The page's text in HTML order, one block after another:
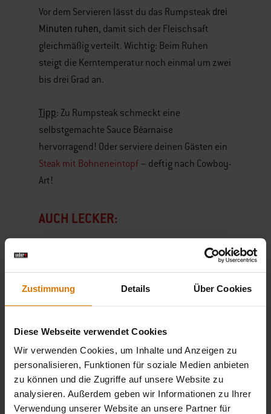
Zustimmung Details Über Cookies
Diese Webseite verwendet Cookies
Wir verwenden Cookies, um Inhalte und Anzeigen zu
personalisieren, Funktionen für soziale Medien anbieten
zu können und die Zugriffe auf unsere Website zu
analysieren. Außerdem geben wir Informationen zu Ihrer
Verwendung unserer Website an unsere Partner für
Vor dem Servieren lässt du das Rumpsteak drei
Minuten ruhen, damit sich der Fleischsaft
gleichmäßig verteilt. Wichtig: Beim Ruhen
steigt die Kerntemperatur noch einmal um zwei
bis drei Grad an.
Tipp: Zu Rumpsteak schmeckt eine
selbstgemachte Sauce Béarnaise
hervorragend! Oder serviere deinen Gästen ein
Steak mit Bohneneintopf – deftig nach Cowboy-
Art!
AUCH LECKER:
Roastbeef in Gänze grillen